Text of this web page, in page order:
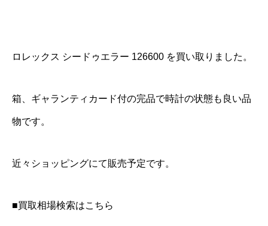
ロレックス シードゥエラー 126600 を買い取りました。
箱、ギャランティカード付の完品で時計の状態も良い品
物です。
近々ショッピングにて販売予定です。
■買取相場検索はこちら